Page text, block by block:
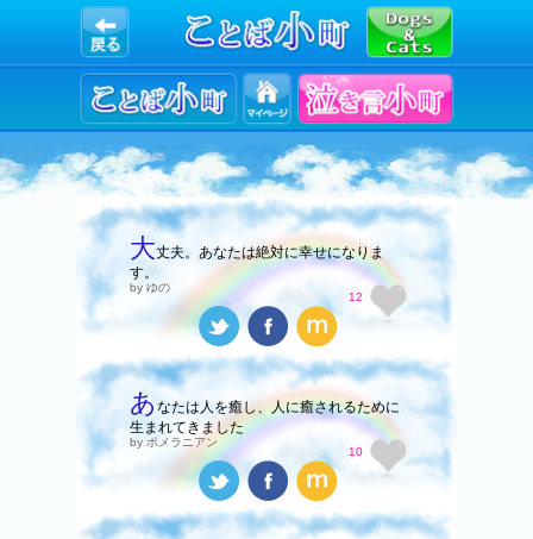
大丈夫。あなたは絶対に幸せになりま
す。
by ゆの
12
あ なたは人を癒し、人に癒されるために
生まれてきました
by ポメラニアン
10